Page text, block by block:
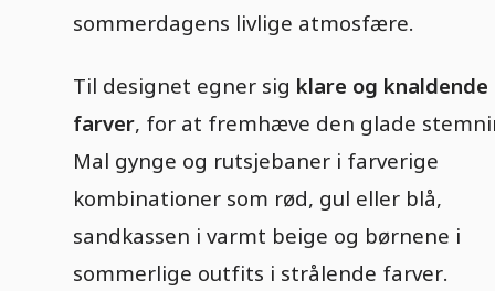
sommerdagens livlige atmosfære.
Til designet egner sig klare og knaldende
farver, for at fremhæve den glade
Mal gynge og rutsjebaner i farverige
kombinationer som rød, gul eller blå,
sandkassen i varmt beige og børnene i
sommerlige outfits i strålende farver.